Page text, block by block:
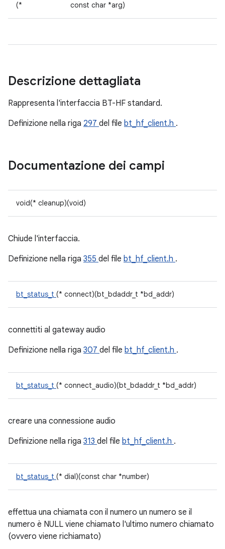
(*
const char *arg)
Descrizione dettagliata
Rappresenta l'interfaccia BT-HF standard.
Definizione nella riga 297 del file bt_hf_client.h .
Documentazione dei campi
void(* cleanup)(void)
Chiude l'interfaccia.
Definizione nella riga 355 del file bt_hf_client.h .
bt_status_t (* connect)(bt_bdaddr_t *bd_addr)
connettiti al gateway audio
Definizione nella riga 307 del file bt_hf_client.h .
bt_status_t (* connect_audio)(bt_bdaddr_t *bd_addr)
creare una connessione audio
Definizione nella riga 313 del file bt_hf_client.h .
bt_status_t (* dial)(const char *number)
effettua una chiamata con il numero un numero se il
numero è NULL viene chiamato l'ultimo numero chiamato
(ovvero viene richiamato)